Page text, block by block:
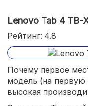
Lenovo Tab 4 TB-
Рейтинг: 4.8
Почему первое
модель (на первую
высокая